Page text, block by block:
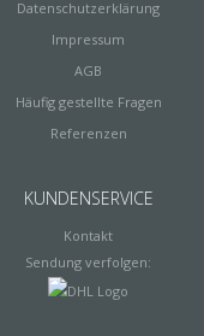
Datenschutzerklärung
Impressum
AGB
Häufig gestellte Fragen
Referenzen
KUNDENSERVICE
Kontakt
Sendung verfolgen: